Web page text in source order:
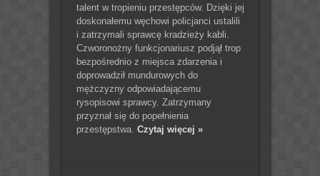
talent w tropieniu przestępców. Dzięki jej
doskonałemu węchowi policjanci ustalili
i zatrzymali sprawcę kradzieży kabli.
Czworonożny funkcjonariusz podjął trop
bezpośrednio z miejsca zdarzenia i
doprowadził mundurowych do
mężczyzny odpowiadającemu
rysopisowi sprawcy. Zatrzymany
przyznał się do popełnienia
przestępstwa. Czytaj więcej »